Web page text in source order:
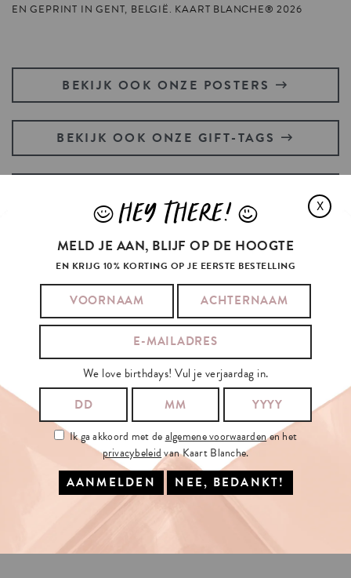
EN GEPRINT IN GENT, BELGIË. KAART BLANCHE® 2026
BEKIJK OOK ONZE POSTERS
BEKIJK OOK ONZE GIFT-TAGS
ARIANA GRANDE'S FAVORITES
X
JHEY THERE! L
MELD JE AAN, BLIJF OP DE HOOGTE
EN KRIJG 10% KORTING OP JE EERSTE BESTELLING
We love birthdays! Vul je verjaardag in.
Ik ga akkoord met dealgemene voorwaardenen het
privacybeleidvan Kaart Blanche.